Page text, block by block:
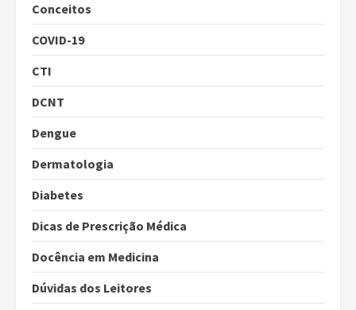
Conceitos
COVID-19
CTI
DCNT
Dengue
Dermatologia
Diabetes
Dicas de Prescrição Médica
Docência em Medicina
Dúvidas dos Leitores